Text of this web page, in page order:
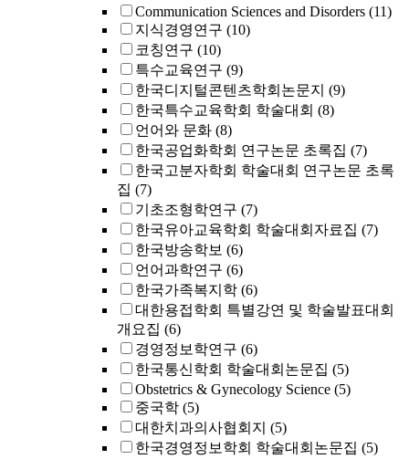
Communication Sciences and Disorders (11)
지식경영연구 (10)
코칭연구 (10)
특수교육연구 (9)
한국디지털콘텐츠학회논문지 (9)
한국특수교육학회 학술대회 (8)
언어와 문화 (8)
한국공업화학회 연구논문 초록집 (7)
한국고분자학회 학술대회 연구논문 초록
집 (7)
기초조형학연구 (7)
한국유아교육학회 학술대회자료집 (7)
한국방송학보 (6)
언어과학연구 (6)
한국가족복지학 (6)
대한용접학회 특별강연 및 학술발표대회
개요집 (6)
경영정보학연구 (6)
한국통신학회 학술대회논문집 (5)
Obstetrics & Gynecology Science (5)
중국학 (5)
대한치과의사협회지 (5)
한국경영정보학회 학술대회논문집 (5)